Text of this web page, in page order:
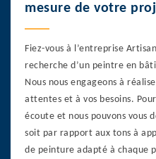
mesure de votre
Fiez-vous à l’entreprise
recherche d’un peintre en
Nous nous engageons à
attentes et à vos besoins.
écoute et nous pouvons vous
soit par rapport aux tons à
de peinture adapté à chaque